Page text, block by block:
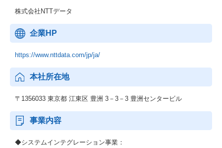
株式会社NTTデータ
企業HP
https://www.nttdata.com/jp/ja/
本社所在地
〒1356033 東京都 江東区 豊洲 3－3－3 豊洲センタービル
事業内容
◆システムインテグレーション事業：